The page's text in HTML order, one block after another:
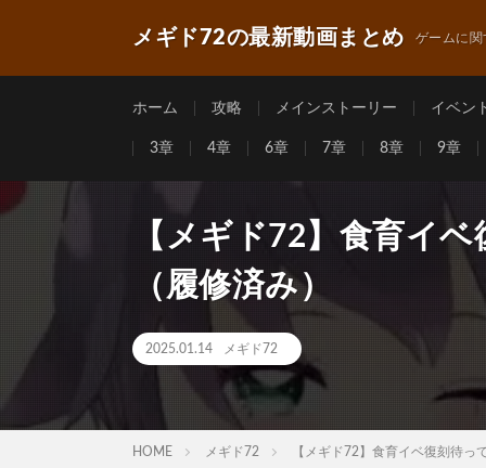
メギド72の最新動画まとめ ゲームに
ホーム 攻略 メインストーリー イベン
3章 4章 6章 7章 8章 9章
【メギド72】食育イ
（履修済み）
2025.01.14 メギド72
HOME メギド72 【メギド72】食育イベ復刻待っ